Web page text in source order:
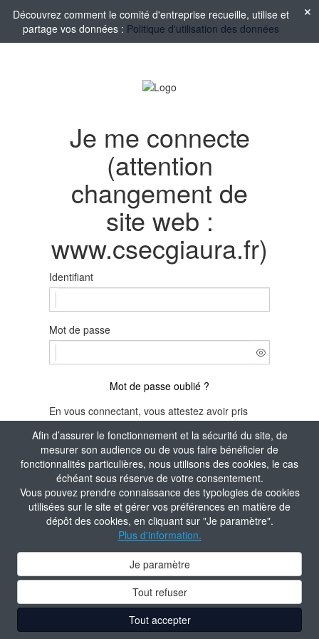
Afin d’assurer le fonctionnement et la sécurité du site, de
mesurer son audience ou de vous faire bénéficier de
fonctionnalités particulières, nous utilisons des cookies, le cas
échéant sous réserve de votre consentement.
Vous pouvez prendre connaissance des typologies de cookies
utilisées sur le site et gérer vos préférences en matière de
dépôt des cookies, en cliquant sur "Je paramètre".
Plus d'information.
Je paramètre
Tout refuser
Tout accepter
Découvrez comment le comité d'entreprise recueille, utilise et
partage vos données : Politique d'utilisation des données
Je me connecte
(attention
changement de
site web :
www.csecgiaura.fr)
Identifiant
Mot de passe
Mot de passe oublié ?
En vous connectant, vous attestez avoir pris
connaissance de laPolitique de confidentialité
du site.
Je m'identifie
Aide à la connexion